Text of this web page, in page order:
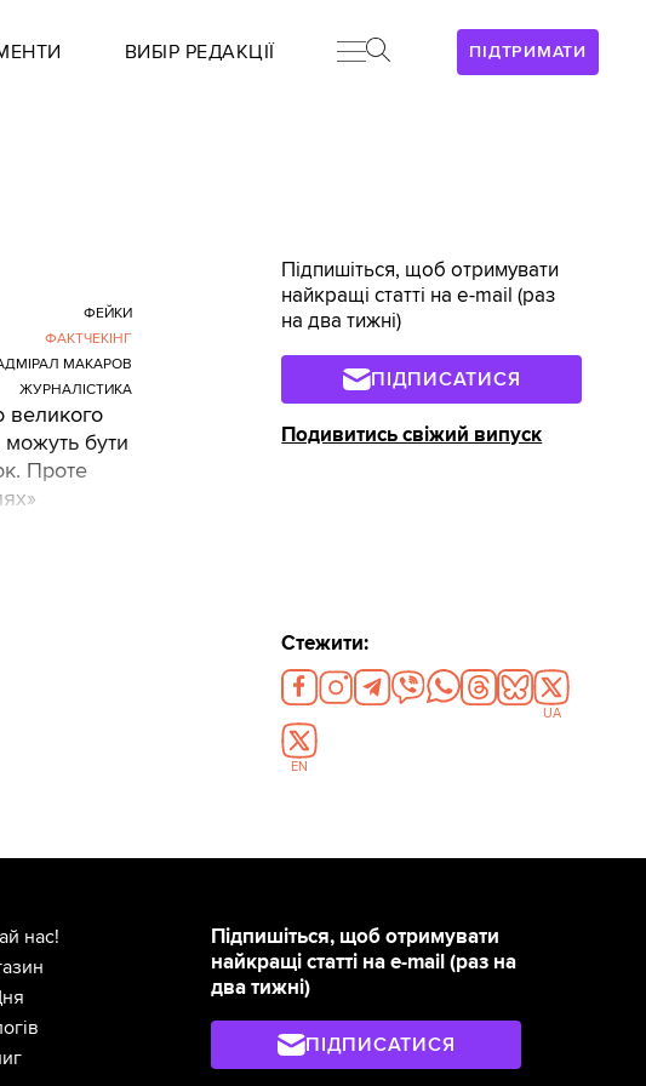
ПІДТРИМАТИ
ВИБІР РЕДАКЦІЇ
великого
бути
Проте
ФЕЙКИ
ФАКТЧЕКІНГ
МАКАРОВ
ЖУРНАЛІСТИКА
Підпишіться, щоб отримувати
найкращі статті на e-mail (раз
на два тижні)
ПІДПИСАТИСЯ
Подивитись свіжий випуск
Стежити:
UA
EN
Підпишіться, щоб отримувати
найкращі статті на e-mail (раз на
два тижні)
ПІДПИСАТИСЯ
нас!